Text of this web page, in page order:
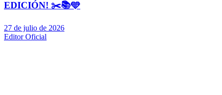
EDICIÓN! ✂️📚🩵
27 de julio de 2026
Editor Oficial